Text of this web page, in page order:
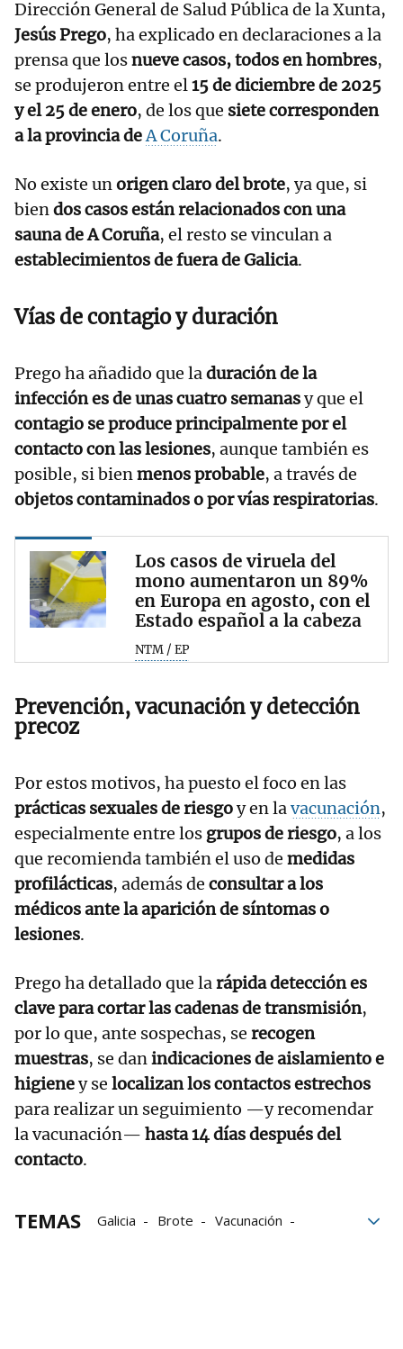
Dirección General de Salud Pública de la Xunta,
Jesús Prego, ha explicado en declaraciones a la
prensa que losnueve casos, todos en hombres,
se produjeron entre el15 de diciembre de 2025
y el 25 de enero, de los que siete corresponden
a la provincia deA Coruña.
No existe unorigen claro del brote, ya que, si
biendos casos están relacionados con una
sauna de A Coruña, el resto se vinculan a
establecimientos de fuera de Galicia.
Vías de contagio y duración
Prego ha añadido que laduración de la
infección es de unas cuatro semanasy que el
contagio se produce principalmente por el
contacto con las lesiones, aunque también es
posible, si bienmenos probable, a través de
objetos contaminados o por vías respiratorias.
Los casos de viruela del
mono aumentaron un 89%
en Europa en agosto, con el
Estado español a la cabeza
NTM / EP
Prevención, vacunación y detección
precoz
Por estos motivos, ha puesto el foco en las
prácticas sexuales de riesgoy en lavacunación,
especialmente entre los grupos de riesgo, a los
que recomienda también el uso de medidas
profilácticas, además de consultar a los
médicos ante la aparición de síntomas o
lesiones.
Prego ha detallado que larápida detección es
clave para cortar las cadenas de transmisión,
por lo que, ante sospechas, se recogen
muestras, se danindicaciones de aislamiento e
higieney se localizan los contactos estrechos
para realizar un seguimiento —y recomendar
la vacunación— hasta 14 días después del
contacto.
TEMAS Galicia Brote
Vacunación